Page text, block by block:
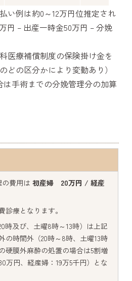
い例は約0～12万円位推定され
円 – 出産一時金50万円 – 分娩
医療補償制度の保険掛け金を
どの区分かにより変動あり）
手術までの分娩管理分の加算
の費用は初産婦 20万円 / 経産
診療となります。
時及び、土曜8時～13時）は上記
の時間外（20時～8時、土曜13時
硬膜外麻酔の処置の場合は5割増
万円、経産婦：19万5千円）とな